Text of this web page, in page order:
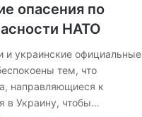
опасения по
НАТО
и украинские официальные
тем, что
направляющиеся к
в Украину, чтобы…